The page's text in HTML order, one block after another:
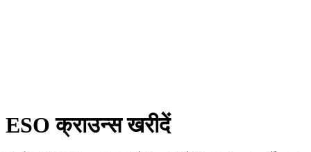
ESO क्राउन्स खरीदें